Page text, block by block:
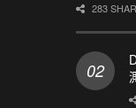
283